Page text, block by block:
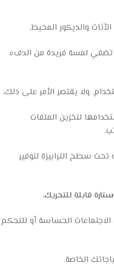
والديكور المحيط.
تضفي لمسة فريدة من الدفء
ولا يقتصر الأمر على ذلك،
لتخزين الملفات
سطح الترابيزة لتوفير
ستارة قابلة للتحريك،
الاجتماعات الحساسة أو للتحكم
الخاصة.